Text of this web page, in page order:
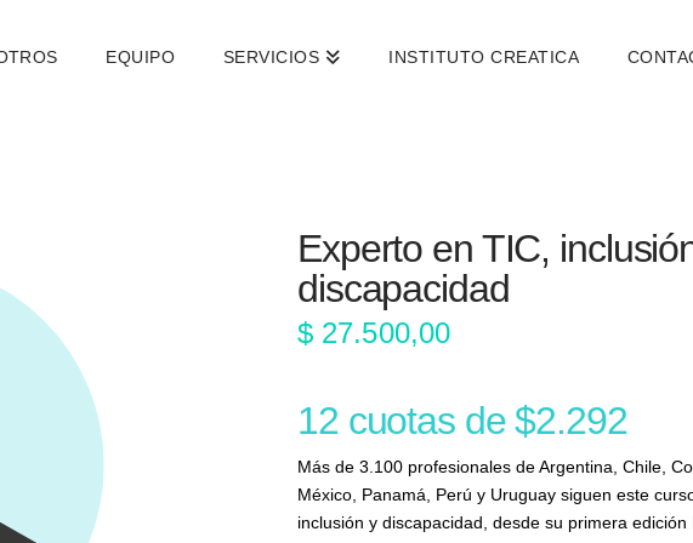
EQUIPO SERVICIOS INSTITUTO CREATICA
Experto en TIC,
discapacidad
$ 27.500,00
12 cuotas de $2.292
Más de 3.100 profesionales de Argentina, Chile,
México, Panamá, Perú y Uruguay siguen este
inclusión y discapacidad, desde su primera edición